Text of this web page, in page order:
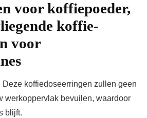
voor koffiepoeder,
koffie-
voor
Deze koffiedoseerringen zullen geen
werkoppervlak bevuilen, waardoor
blijft.